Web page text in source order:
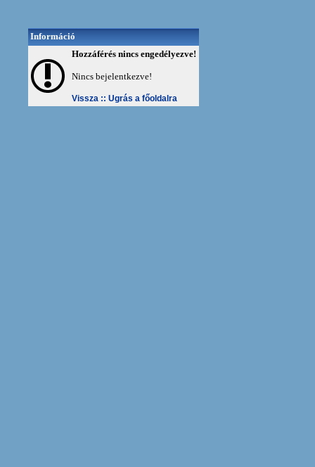
Információ
Hozzáférés nincs engedélyezve!
Nincs bejelentkezve!
Vissza :: Ugrás a főoldalra